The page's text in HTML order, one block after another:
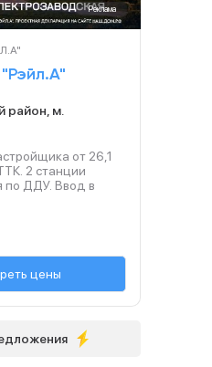
Реклама
район, м.
от 26,1
2 станции
по ДДУ. Ввод в
цены